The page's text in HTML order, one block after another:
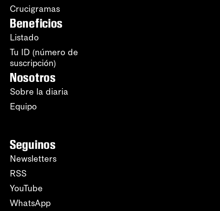
Crucigramas
Beneficios
Listado
Tu ID (número de
suscripción)
Nosotros
Sobre la diaria
Equipo
Seguinos
Newsletters
RSS
YouTube
WhatsApp